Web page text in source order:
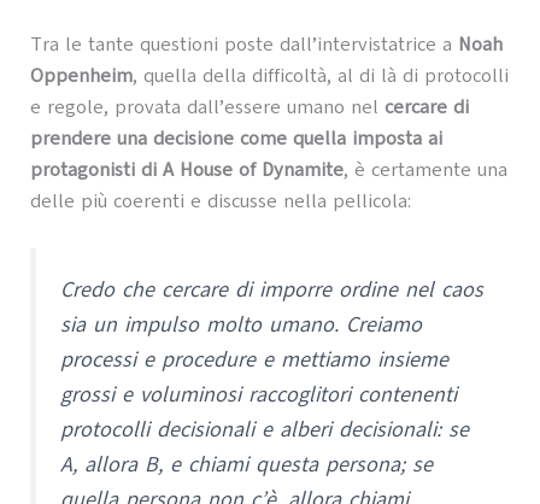
Tra le tante questioni poste dall’intervistatrice a Noah
Oppenheim, quella della difficoltà, al di là di protocolli
e regole, provata dall’essere umano nel cercare di
prendere una decisione come quella imposta ai
protagonisti di A House of Dynamite, è certamente una
delle più coerenti e discusse nella pellicola:
Credo che cercare di imporre ordine nel caos
sia un impulso molto umano. Creiamo
processi e procedure e mettiamo insieme
grossi e voluminosi raccoglitori contenenti
protocolli decisionali e alberi decisionali: se
A, allora B, e chiami questa persona; se